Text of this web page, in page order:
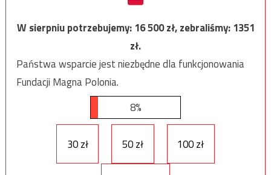
W sierpniu potrzebujemy:16 500zł, zebraliśmy:1351
zł.
Państwa wsparcie jest niezbędne dla funkcjonowania
Fundacji Magna Polonia.
8%
30 zł 50 zł 100 zł